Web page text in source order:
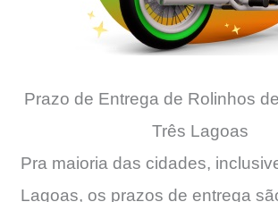
Prazo de Entrega de Rolinhos
Três Lagoas
Pra maioria das cidades,
Lagoas, os prazos de entrega